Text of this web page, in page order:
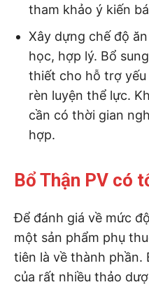
tham khảo ý kiến
Xây dựng chế độ
học, hợp lý. Bổ
thiết cho hỗ trợ yếu
rèn luyện thể lực.
cần có thời gian
hợp.
Bổ Thận PV có
Để đánh giá về mức
một sản phẩm phụ
tiên là về thành phần.
của rất nhiều thảo